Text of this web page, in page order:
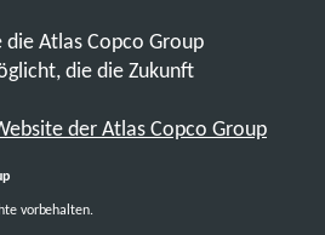
die Atlas Copco Group
die die Zukunft
der Atlas Copco Group
vorbehalten.